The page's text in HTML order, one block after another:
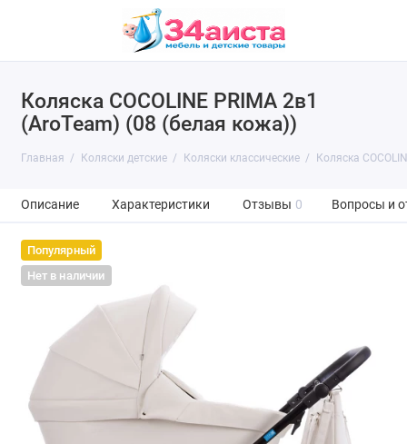
Коляска COCOLINE PRIMA 2в1
(AroTeam) (08 (белая кожа))
Главная Коляски детские Коляски классические Коляска
Описание Характеристики Отзывы 0 Вопросы и
Популярный
Нет в наличии